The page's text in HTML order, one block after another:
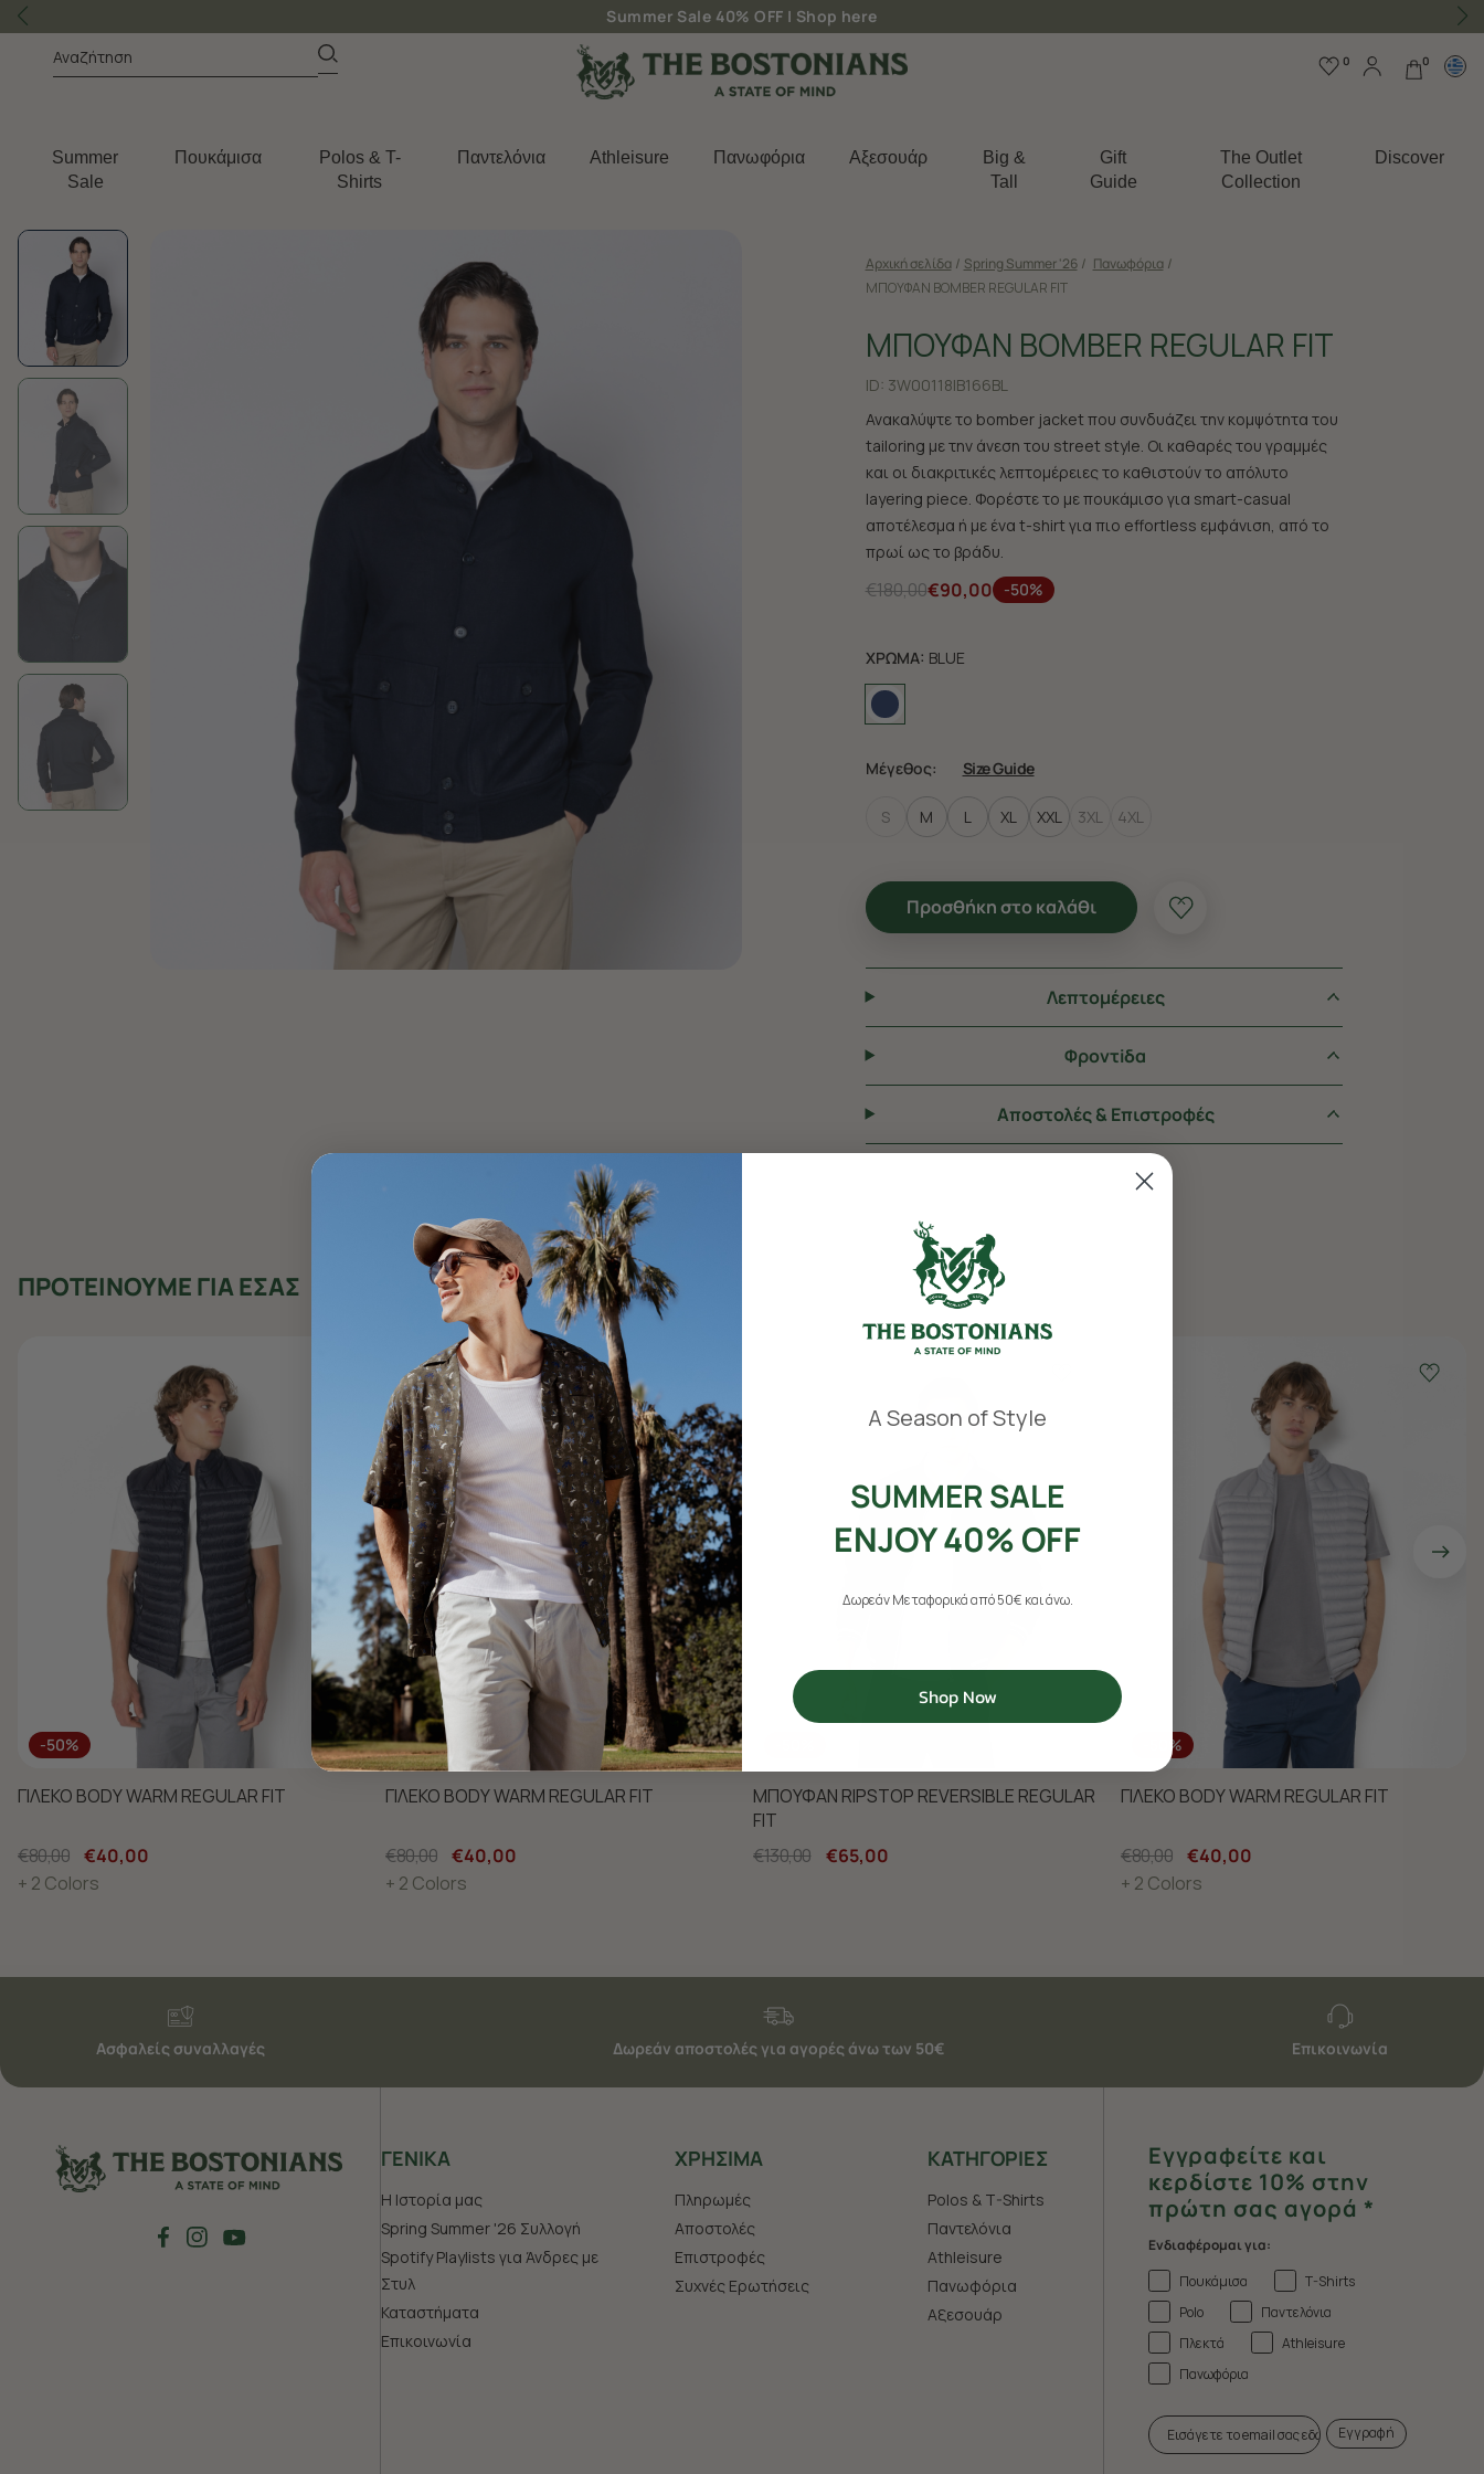
Δωρεάν μεταφορικά για παραγγελίες άνω των 50€
0 0
Summer
Sale
Πουκάμισα
Polos & T-
Shirts
Παντελόνια Athleisure Πανωφόρια Aξεσουάρ
Big &
Tall
Gift
Guide
The Outlet
Collection
Discover
Αρχική σελίδα / Spring Summer '26 / Πανωφόρια /
ΜΠΟΥΦΑΝ BOMBER REGULAR FIT
ΜΠΟΥΦΑΝ BOMBER REGULAR FIT
ID: 3W00118|B166BL
Ανακαλύψτε το bomber jacket που συνδυάζει την κομψότητα του
tailoring με την άνεση του street style. Οι καθαρές του γραμμές
και οι διακριτικές λεπτομέρειες το καθιστούν το απόλυτο
layering piece. Φορέστε το με πουκάμισο για smart-casual
αποτέλεσμα ή με ένα t-shirt για πιο effortless εμφάνιση, από το
πρωί ως το βράδυ.
€180,00€90,00 -50%
ΧΡΩΜΑ: BLUE
Μέγεθος: Size Guide
S M L XL XXL 3XL 4XL
Προσθήκη στο καλάθι
Λεπτομέρειες
Φροντiδα
Αποστολές & Επιστροφές
ΠΡΟΤΕΙΝΟΥΜΕ ΓΙΑ ΕΣΑΣ
-50%
ΓΙΛΕΚΟ BODY WARM REGULAR FIT
€80,00 €40,00
+ 2 Colors
-50%
ΓΙΛΕΚΟ BODY WARM REGULAR FIT
€80,00 €40,00
+ 2 Colors
ΜΠΟΥΦΑΝ RIPSTOP REVERSIBLE REGULAR
FIT
€130,00
€65,00
-50%
ΓΙΛΕΚΟ BODY WARM REGULAR FIT
€80,00 €40,00
+ 2 Colors
Ασφαλείς συναλλαγές Δωρεάν αποστολές για αγορές άνω των 50€ Επικοινωνία
ΓΕΝΙΚΑ
Η Ιστορία μας
Spring Summer '26 Συλλογή
Spotify Playlists για Άνδρες με
Στυλ
Καταστήματα
Επικοινωνία
ΧΡHΣΙΜΑ
Πληρωμές
Αποστολές
Επιστροφές
Συχνές Ερωτήσεις
ΚΑΤΗΓΟΡΙΕΣ
Polos & T-Shirts
Παντελόνια
Athleisure
Πανωφόρια
Aξεσουάρ
Εγγραφείτε και
κερδίστε 10% στην
πρώτη σας αγορά *
Ενδιαφέρομαι για:
Πουκάμισα
T-Shirts
Polo
Παντελόνια
Πλεκτά
Athleisure
Πανωφόρια
Εγγραφή
A Season of Style
SUMMER SALE
ENJOY 40% OFF
Δωρεάν Μεταφορικά από 50€ και άνω.
Shop Now